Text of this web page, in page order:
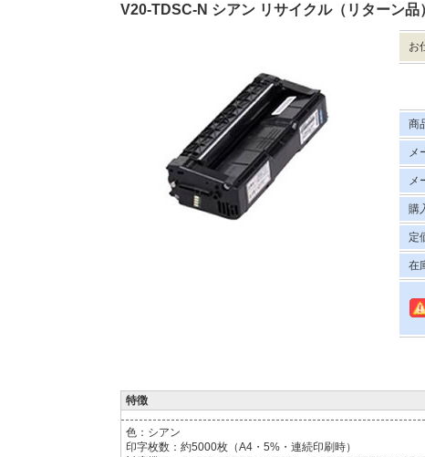
V20-TDSC-N シアン リサイクル（リターン品
お
商
メ
メ
購
定
在
特徴
色：シアン
印字枚数：約5000枚（A4・5%・連続印刷時）